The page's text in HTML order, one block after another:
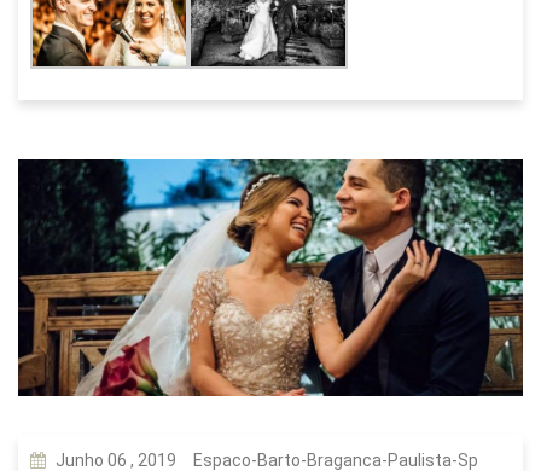
Junho 06 , 2019 Espaco-Barto-Braganca-Paulista-Sp